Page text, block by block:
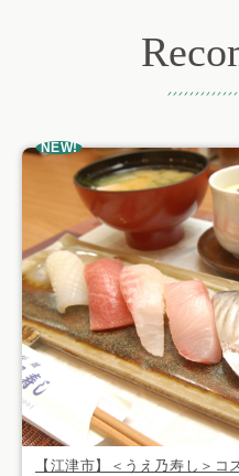
NEW!
【江津市】＜うえ乃寿し＞